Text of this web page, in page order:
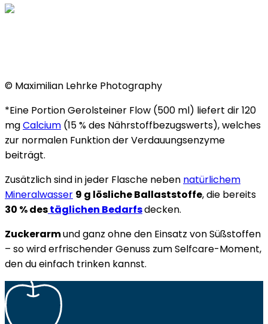
© Maximilian Lehrke Photography
*Eine Portion Gerolsteiner Flow (500 ml) liefert dir 120
mgCalcium (15 % des Nährstoffbezugswerts), welches
zur normalen Funktion der Verdauungsenzyme
beiträgt.
Zusätzlich sind in jeder Flasche neben natürlichem
Mineralwasser 9 g lösliche Ballaststoffe, die bereits
30 % destäglichen Bedarfsdecken.
Zuckerarmund ganz ohne den Einsatz von Süßstoffen
– so wird erfrischender Genuss zum Selfcare-Moment,
den du einfach trinken kannst.